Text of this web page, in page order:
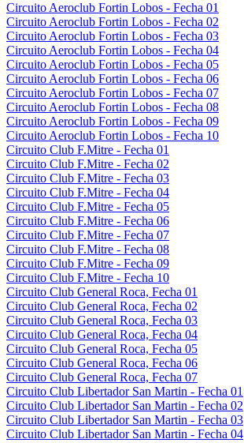
Circuito Aeroclub Fortin Lobos - Fecha 01
Circuito Aeroclub Fortin Lobos - Fecha 02
Circuito Aeroclub Fortin Lobos - Fecha 03
Circuito Aeroclub Fortin Lobos - Fecha 04
Circuito Aeroclub Fortin Lobos - Fecha 05
Circuito Aeroclub Fortin Lobos - Fecha 06
Circuito Aeroclub Fortin Lobos - Fecha 07
Circuito Aeroclub Fortin Lobos - Fecha 08
Circuito Aeroclub Fortin Lobos - Fecha 09
Circuito Aeroclub Fortin Lobos - Fecha 10
Circuito Club F.Mitre - Fecha 01
Circuito Club F.Mitre - Fecha 02
Circuito Club F.Mitre - Fecha 03
Circuito Club F.Mitre - Fecha 04
Circuito Club F.Mitre - Fecha 05
Circuito Club F.Mitre - Fecha 06
Circuito Club F.Mitre - Fecha 07
Circuito Club F.Mitre - Fecha 08
Circuito Club F.Mitre - Fecha 09
Circuito Club F.Mitre - Fecha 10
Circuito Club General Roca, Fecha 01
Circuito Club General Roca, Fecha 02
Circuito Club General Roca, Fecha 03
Circuito Club General Roca, Fecha 04
Circuito Club General Roca, Fecha 05
Circuito Club General Roca, Fecha 06
Circuito Club General Roca, Fecha 07
Circuito Club Libertador San Martin - Fecha 01
Circuito Club Libertador San Martin - Fecha 02
Circuito Club Libertador San Martin - Fecha 03
Circuito Club Libertador San Martin - Fecha 04